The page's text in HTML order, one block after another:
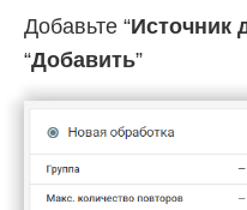
Добавьте “Источник
“Добавить”